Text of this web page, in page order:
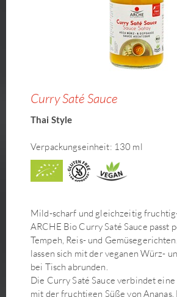
Curry Saté Sauce
Thai Style
Verpackungseinheit: 130 ml
Mild-scharf und gleichzeitig
ARCHE Bio Curry Saté Sauce passt
Tempeh, Reis- und
lassen sich mit der veganen Würz-
bei Tisch abrunden.
Die Curry Saté Sauce verbindet
mit der fruchtigen Süße von